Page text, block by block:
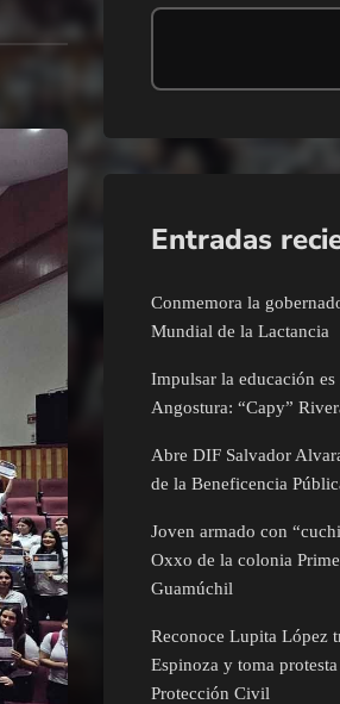
Entradas
Conmemora la
Mundial de la Lactancia
Impulsar la educación
Angostura: “Capy”
Abre DIF Salvador
de la Beneficencia
Joven armado con
Oxxo de la colonia
Guamúchil
Reconoce Lupita López
Espinoza y toma
Protección Civil